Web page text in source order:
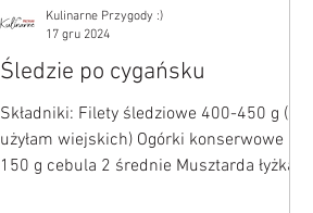
Śledzie po cygańsku
Składniki: Filety śledziowe 400-450 g (
użyłam wiejskich) Ogórki konserwowe
150 g cebula 2 średnie Musztarda łyżka
Kulinarne Przygody :)
17 gru 2024